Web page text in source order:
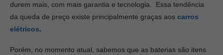
durem mais, com mais garantia e tecnologia. Essa tendência
da queda de preço existe principalmente graças aos carros
elétricos.
Porém, no momento atual, sabemos que as baterias são itens